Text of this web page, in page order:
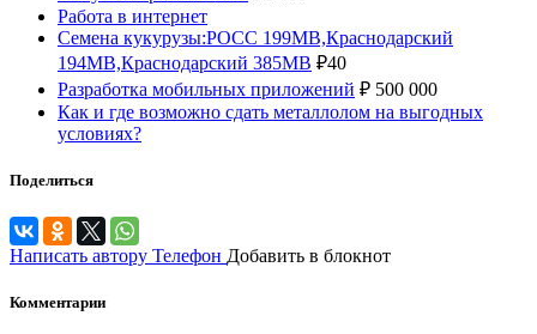
Работа в интернет
Семена кукурузы:РОСС 199МВ,Краснодарский
194МВ,Краснодарский 385МВ ₽40
Разработка мобильных приложений ₽ 500 000
Как и где возможно сдать металлолом на выгодных
условиях?
Поделиться
Написать автору Телефон Добавить в блокнот
Комментарии